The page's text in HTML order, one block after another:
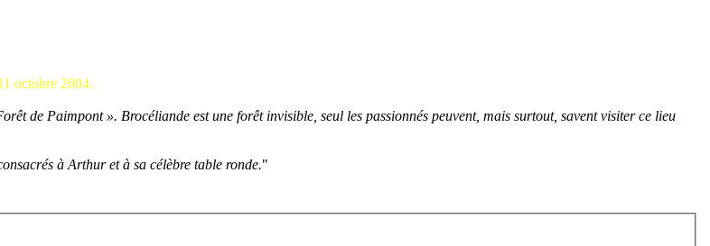
octobre 2004.
de Paimpont ». Brocéliande est une forêt invisible, seul les passionnés peuvent, mais surtout, savent visiter ce lieu
à Arthur et à sa célèbre table ronde."